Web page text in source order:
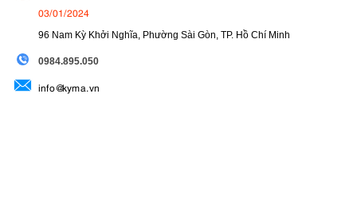
03/01/2024
96 Nam Kỳ Khởi Nghĩa, Phường Sài Gòn, TP. Hồ Chí Minh
0984.895.050
info@kyma.vn